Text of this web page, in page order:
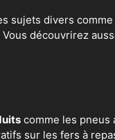
sujets divers
découvrirez
comme les pneus
sur les fers à